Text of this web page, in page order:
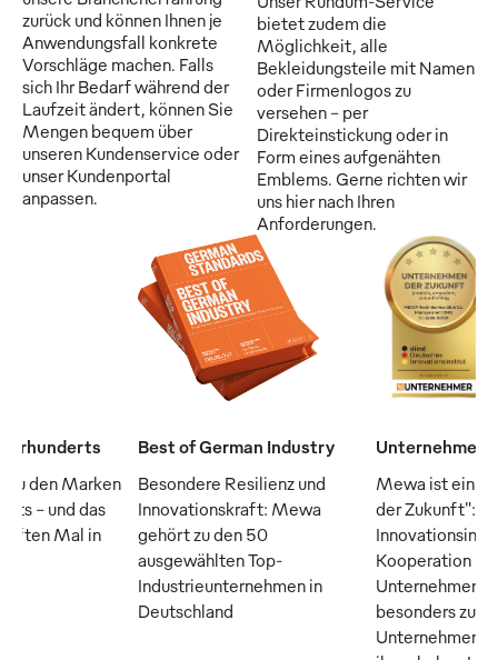
zurück und können Ihnen je
Anwendungsfall konkrete
Vorschläge machen. Falls
sich Ihr Bedarf während der
Laufzeit ändert, können Sie
Mengen bequem über
unseren Kundenservice oder
unser Kundenportal
anpassen.
bietet zudem die
Möglichkeit, alle
Bekleidungsteile mit Namen
oder Firmenlogos zu
versehen - per
Direkteinstickung oder in
Form eines aufgenähten
Emblems. Gerne richten wir
uns hier nach Ihren
Anforderungen.
den Marken
– und das
Mal in
Best of German Industry
Besondere Resilienz und
Innovationskraft: Mewa
gehört zu den 50
ausgewählten Top-
Industrieunternehmen in
Deutschland
Unternehmen
Mewa ist ein
der Zukunft":
Kooperation
Unternehmer
besonders
Unternehmen,